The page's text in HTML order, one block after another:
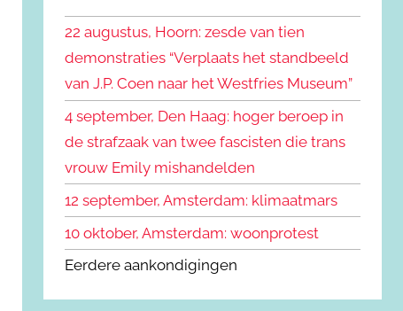
n
a
a
r
:
n
22 augustus, Hoorn: zesde van tien
demonstraties “Verplaats het standbeeld
van J.P. Coen naar het Westfries Museum”
4 september, Den Haag: hoger beroep in
de strafzaak van twee fascisten die trans
vrouw Emily mishandelden
12 september, Amsterdam: klimaatmars
10 oktober, Amsterdam: woonprotest
Eerdere aankondigingen